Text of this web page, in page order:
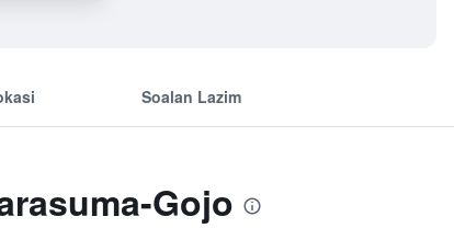
Soalan Lazim
Gojo